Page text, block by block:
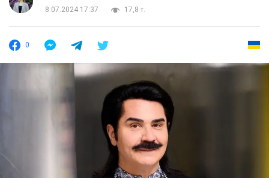
8.07.2024 17:37
17,8 т.
0